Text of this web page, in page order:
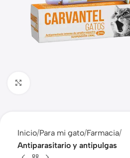
Inicio Para mi gato Farmacia
Antiparasitario y antipulgas